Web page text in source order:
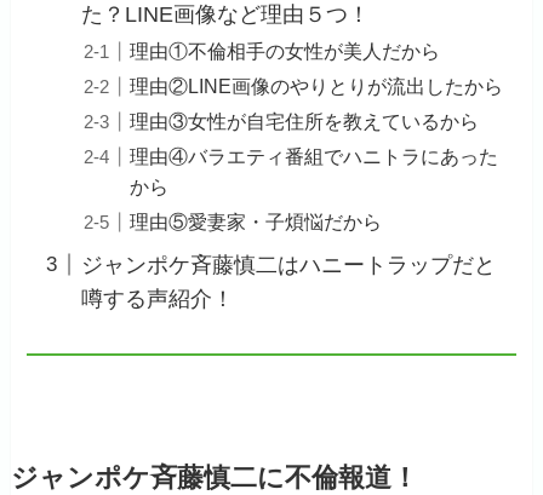
た？LINE画像など理由５つ！
理由①不倫相手の女性が美人だから
理由②LINE画像のやりとりが流出したから
理由③女性が自宅住所を教えているから
理由④バラエティ番組でハニトラにあった
から
理由⑤愛妻家・子煩悩だから
ジャンポケ斉藤慎二はハニートラップだと
噂する声紹介！
ジャンポケ斉藤慎二に不倫報道！